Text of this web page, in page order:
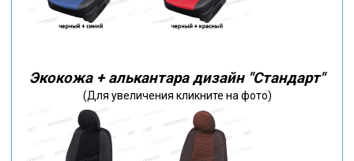
Экокожа + алькантара дизайн "Стандарт"
(Для увеличения кликните на фото)